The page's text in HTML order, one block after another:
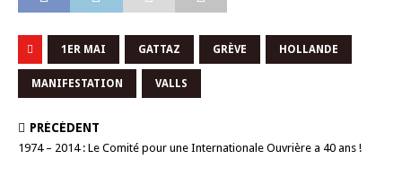
1ER MAI GATTAZ GRÈVE HOLLANDE
MANIFESTATION VALLS
PRÉCÉDENT
1974 – 2014 : Le Comité pour une Internationale Ouvrière a 40 ans !